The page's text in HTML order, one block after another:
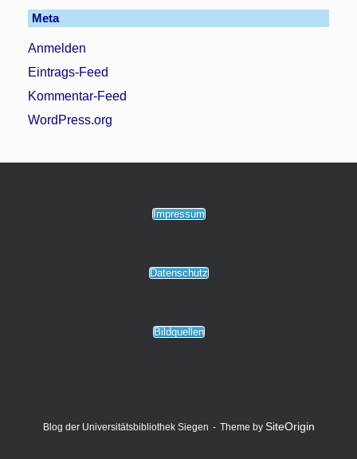
Meta
Anmelden
Eintrags-Feed
Kommentar-Feed
WordPress.org
Impressum
Datenschutz
Bildquellen
Blog der Universitätsbibliothek Siegen Theme by SiteOrigin